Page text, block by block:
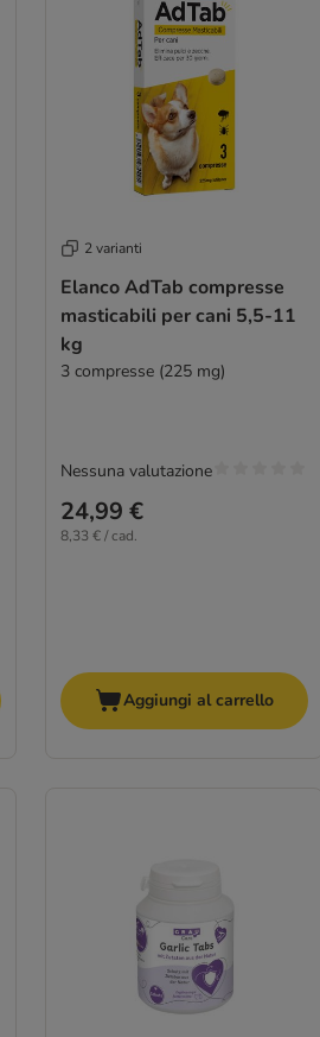
2 varianti
Elanco AdTab compresse
masticabili per cani 5,5-11
kg
3 compresse (225 mg)
24,99 €
8,33 € / cad.
Nessuna valutazione
Aggiungi al carrello